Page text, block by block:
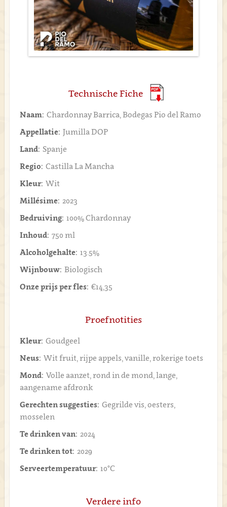
Technische Fiche
Naam: Chardonnay Barrica, Bodegas Pio del Ramo
Appellatie: Jumilla DOP
Land: Spanje
Regio: Castilla La Mancha
Kleur: Wit
Millésime: 2023
Bedruiving: 100% Chardonnay
Inhoud: 750 ml
Alcoholgehalte: 13.5%
Wijnbouw: Biologisch
Onze prijs per fles: €14,35
Proefnotities
Kleur: Goudgeel
Neus: Wit fruit, rijpe appels, vanille, rokerige toets
Mond: Volle aanzet, rond in de mond, lange,
aangename afdronk
Gerechten suggesties: Gegrilde vis, oesters,
mosselen
Te drinken van: 2024
Te drinken tot: 2029
Serveertemperatuur: 10°C
Verdere info